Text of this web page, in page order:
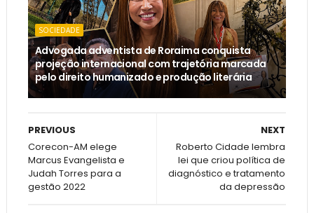
SOCIEDADE
Advogada adventista de Roraima conquista
projeção internacional com trajetória marcada
pelo direito humanizado e produção literária
NEXT
Roberto Cidade lembra
lei que criou política de
diagnóstico e tratamento
da depressão
PREVIOUS
Corecon-AM elege
Marcus Evangelista e
Judah Torres para a
gestão 2022